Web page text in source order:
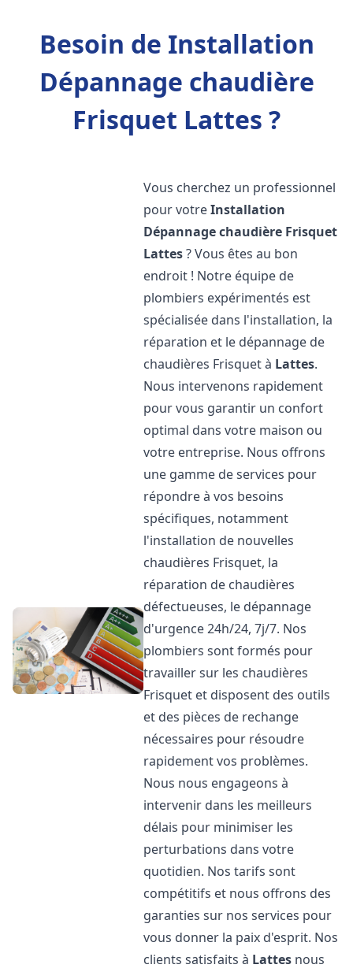
Besoin de Installation
Dépannage chaudière
Frisquet Lattes ?
Vous cherchez un professionnel
pour votreInstallation
Dépannage chaudière Frisquet
Lattes? Vous êtes au bon
endroit ! Notre équipe de
plombiers expérimentés est
spécialisée dans l'installation, la
réparation et le dépannage de
chaudières Frisquet à Lattes.
Nous intervenons rapidement
pour vous garantir un confort
optimal dans votre maison ou
votre entreprise. Nous offrons
une gamme de services pour
répondre à vos besoins
spécifiques, notamment
l'installation de nouvelles
chaudières Frisquet, la
réparation de chaudières
défectueuses, le dépannage
d'urgence 24h/24, 7j/7. Nos
plombiers sont formés pour
travailler sur les chaudières
Frisquet et disposent des outils
et des pièces de rechange
nécessaires pour résoudre
rapidement vos problèmes.
Nous nous engageons à
intervenir dans les meilleurs
délais pour minimiser les
perturbations dans votre
quotidien. Nos tarifs sont
compétitifs et nous offrons des
garanties sur nos services pour
vous donner la paix d'esprit. Nos
clients satisfaits à Lattes nous